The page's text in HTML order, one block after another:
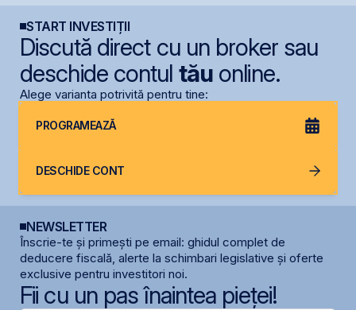
START INVESTIȚII
Discută direct cu un broker sau
deschide contul tăuonline.
Alege varianta potrivită pentru tine:
PROGRAMEAZĂ
DESCHIDE CONT
NEWSLETTER
Înscrie-te și primești pe email: ghidul complet de
deducere fiscală, alerte la schimbari legislative și oferte
exclusive pentru investitori noi.
Fii cu un pas înaintea pieței!